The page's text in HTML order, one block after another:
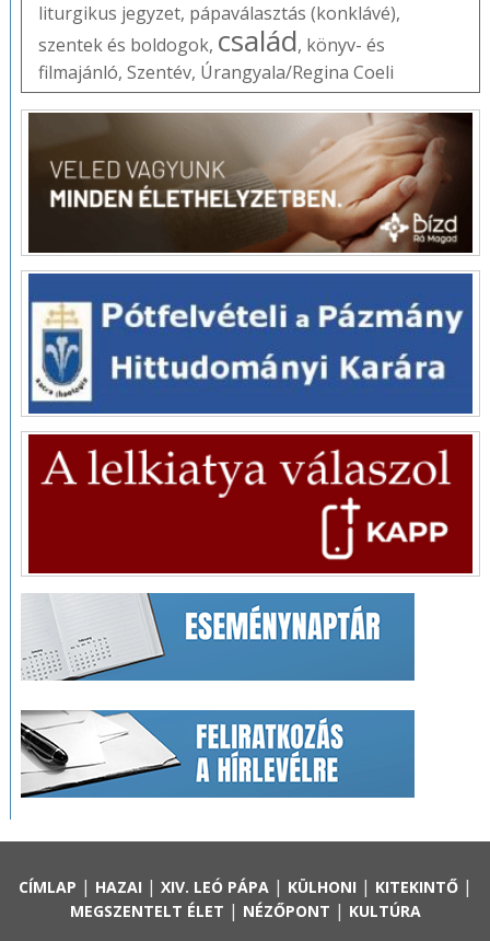
liturgikus jegyzet, pápaválasztás (konklávé),
szentek és boldogok, család, könyv- és
filmajánló, Szentév, Úrangyala/Regina Coeli
CÍMLAP | HAZAI | XIV. LEÓ PÁPA| KÜLHONI | KITEKINTŐ|
MEGSZENTELT ÉLET | NÉZŐPONT | KULTÚRA